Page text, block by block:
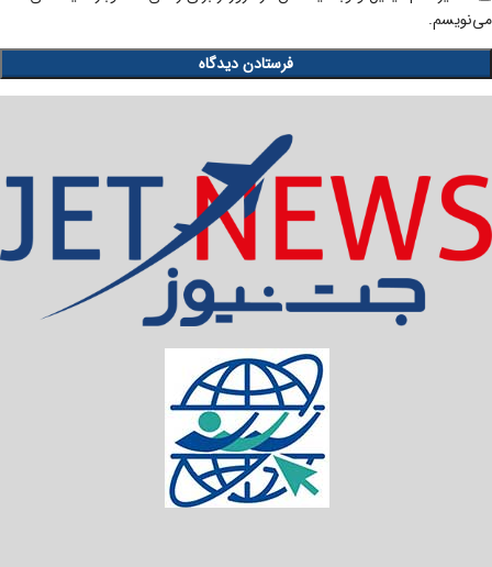
می‌نویسم.